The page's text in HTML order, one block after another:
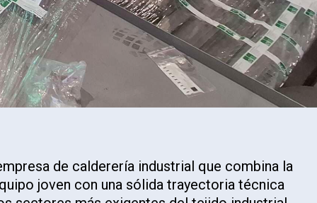
de calderería industrial que combina la
joven con una sólida trayectoria técnica